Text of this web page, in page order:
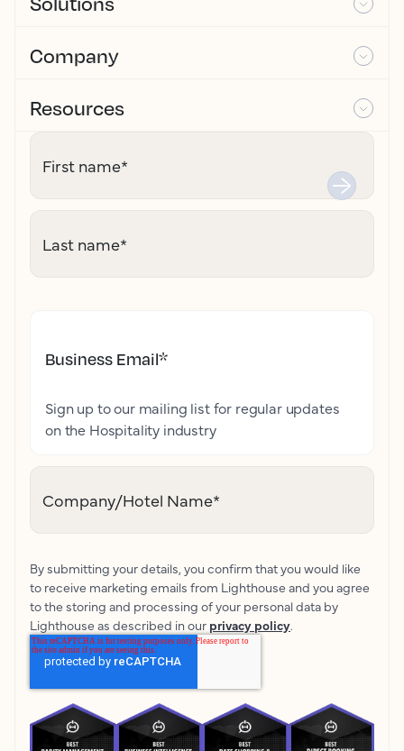
Company
Resources
First name*
Last name*
Business Email*
Sign up to our mailing list for regular updates
on the Hospitality industry
Company/Hotel Name*
By submitting your details, you confirm that you would like
to receive marketing emails from Lighthouse and you agree
to the storing and processing of your personal data by
Lighthouse as described in our privacy policy.